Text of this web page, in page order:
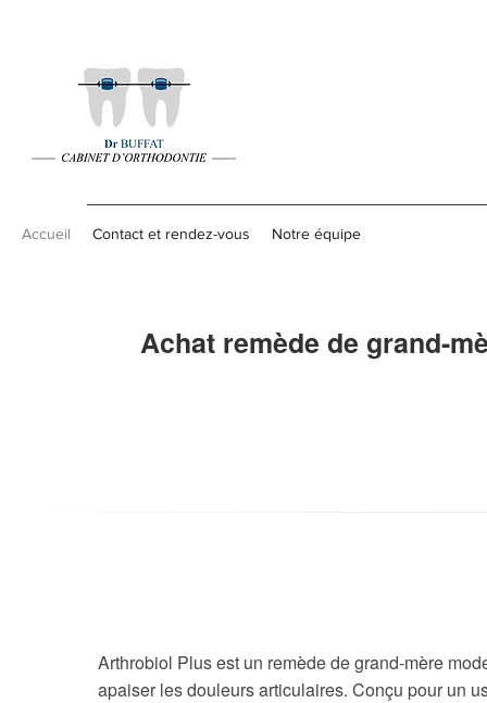
Accueil Contact et rendez-vous Notre équipe
Achat remède de grand-
Arthrobiol Plus est un remède de grand-mère
apaiser les douleurs articulaires. Conçu pour un